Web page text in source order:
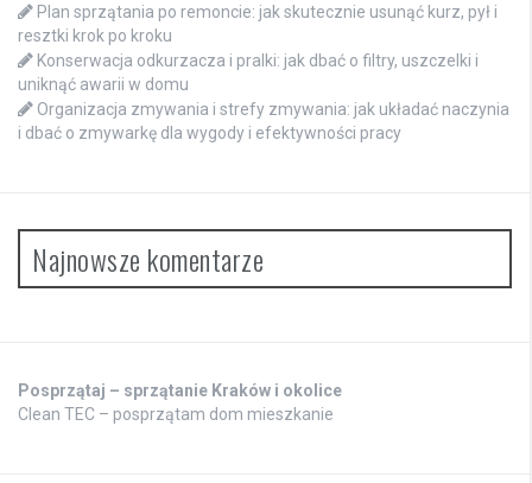
Plan sprzątania po remoncie: jak skutecznie usunąć kurz, pył i
resztki krok po kroku
Konserwacja odkurzacza i pralki: jak dbać o filtry, uszczelki i
uniknąć awarii w domu
Organizacja zmywania i strefy zmywania: jak układać naczynia
i dbać o zmywarkę dla wygody i efektywności pracy
Najnowsze komentarze
Posprzątaj – sprzątanie Kraków i okolice
Clean TEC – posprzątam dom mieszkanie